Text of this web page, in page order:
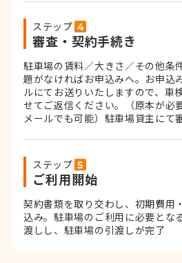
ステップ
審査・契約手続き
駐車場の賃料／大きさ／その他条
題がなければお申込みへ。お申込
ルにてお送りいたしますので、車
せてご返信ください。
（原本が
メールでも可能） 駐車場貸主にて
ステップ
ご利用開始
契約書類を取り交わし、初期費用
込み。駐車場のご利用に必要とな
渡しし、駐車場の引渡しが完了